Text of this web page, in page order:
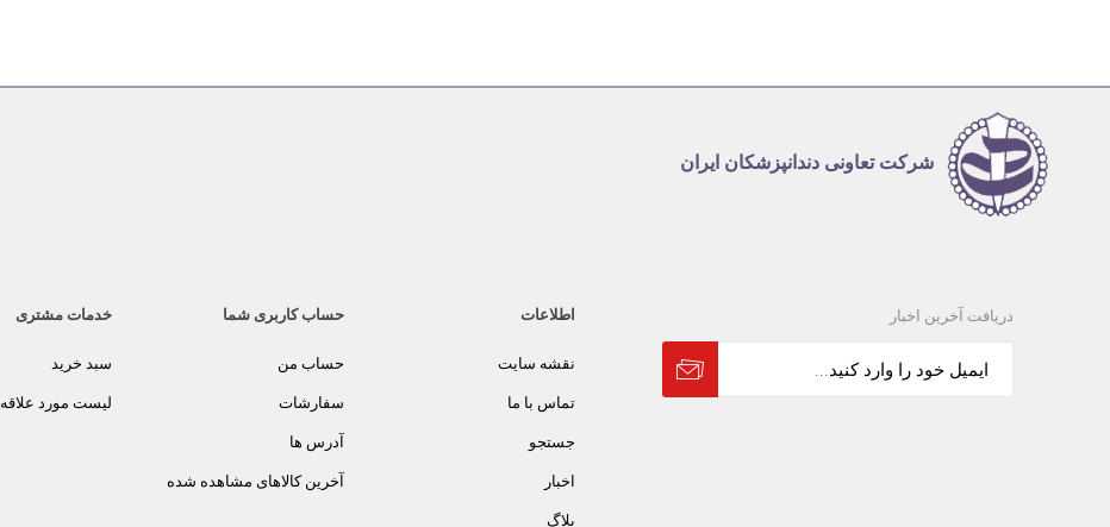
شرکت تعاونی دندانپزشکان ایران
دریافت آخرین اخبار اطلاعات
نقشه سایت
تماس با ما
جستجو
اخبار
بلاگ
حساب کاربری شما
حساب من
سفارشات
آدرس ها
آخرین کالاهای مشاهده شده
خدمات مشتری
سبد خرید
لیست مورد علاقه